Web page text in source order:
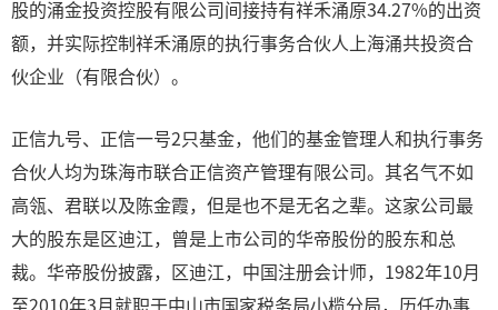
股的涌金投资控股有限公司间接持有祥禾涌原34.27%的出资
额，并实际控制祥禾涌原的执行事务合伙人上海涌共投资合
伙企业（有限合伙）。
正信九号、正信一号2只基金，他们的基金管理人和执行事务
合伙人均为珠海市联合正信资产管理有限公司。其名气不如
高瓴、君联以及陈金霞，但是也不是无名之辈。这家公司最
大的股东是区迪江，曾是上市公司的华帝股份的股东和总
裁。华帝股份披露，区迪江，中国注册会计师，1982年10月
至2010年3月就职于中山市国家税务局小榄分局，历任办事